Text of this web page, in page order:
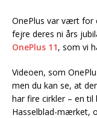
OnePlus var vært for
fejre deres ni års
OnePlus 11, som vi
Videoen, som
men du kan se, at
har fire cirkler – en
Hasselblad-mærket,